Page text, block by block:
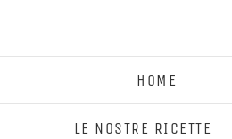
HOME
LE NOSTRE RICETTE